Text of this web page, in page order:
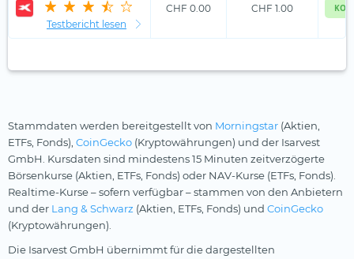
Testbericht lesen
CHF 0.00 CHF 1.00
Stammdaten werden bereitgestellt von Morningstar (Aktien,
ETFs, Fonds), CoinGecko (Kryptowährungen) und der Isarvest
GmbH. Kursdaten sind mindestens 15 Minuten zeitverzögerte
Börsenkurse (Aktien, ETFs, Fonds) oder NAV-Kurse (ETFs, Fonds).
Realtime-Kurse – sofern verfügbar – stammen von den Anbietern
und der Lang & Schwarz (Aktien, ETFs, Fonds) und CoinGecko
(Kryptowährungen).
Die Isarvest GmbH übernimmt für die dargestellten